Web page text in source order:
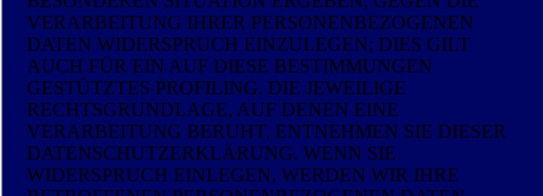
VERARBEITUNG IHRER PERSONENBEZOGENEN
DATEN WIDERSPRUCH EINZULEGEN; DIES GILT
AUCH FÜR EIN AUF DIESE BESTIMMUNGEN
GESTÜTZTES PROFILING. DIE JEWEILIGE
RECHTSGRUNDLAGE, AUF DENEN EINE
VERARBEITUNG BERUHT, ENTNEHMEN SIE DIESER
DATENSCHUTZERKLÄRUNG. WENN SIE
WIDERSPRUCH EINLEGEN, WERDEN WIR IHRE